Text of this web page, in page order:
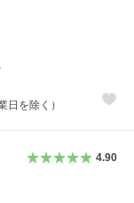
日を除く）
4.90